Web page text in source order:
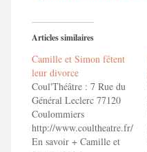
Articles similaires
Camille et Simon fêtent
leur divorce
Coul'Théâtre : 7 Rue du
Général Leclerc 77120
Coulommiers
http://www.coultheatre.fr/
En savoir + Camille et